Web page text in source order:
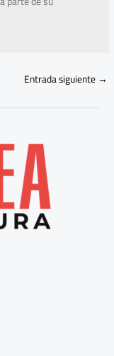
Entrada siguiente→